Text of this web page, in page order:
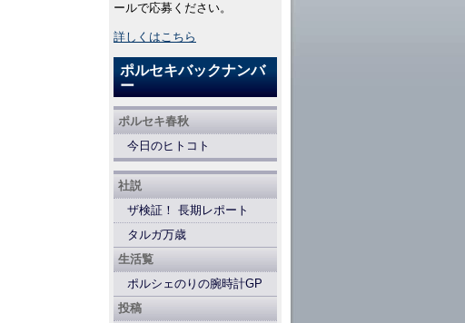
ールで応募ください。
詳しくはこちら
ポルセキバックナンバ
ー
ポルセキ春秋
今日のヒトコト
社説
ザ検証！ 長期レポート
タルガ万歳
生活覧
ポルシェのりの腕時計GP
投稿